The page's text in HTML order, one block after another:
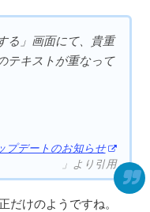
る」画面にて、貴重
テキストが重なって
プデートのお知らせ
」より引用
けのようですね。